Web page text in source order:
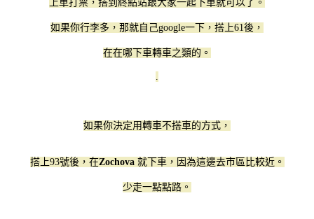
上車打票，搭到終點站跟大家一起下車就可以了。
如果你行李多，那就自己google一下，搭上61後，
在在哪下車轉車之類的。
如果你決定用轉車不搭車的方式，
搭上93號後，在Zochova 就下車，因為這邊去市區比較近。
少走一點點路。